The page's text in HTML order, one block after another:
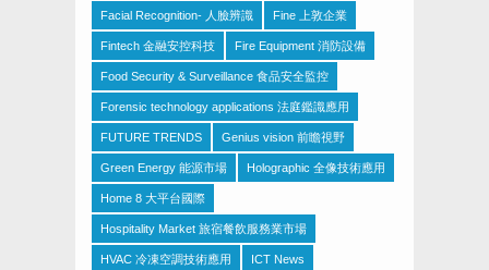
Facial Recognition- 人臉辨識 Fine 上敦企業
Fintech 金融安控科技 Fire Equipment 消防設備
Food Security & Surveillance 食品安全監控
Forensic technology applications 法庭鑑識應用
FUTURE TRENDS Genius vision 前瞻視野
Green Energy 能源市場 Holographic 全像技術應用
Home 8 大平台國際
Hospitality Market 旅宿餐飲服務業市場
HVAC 冷凍空調技術應用 ICT News